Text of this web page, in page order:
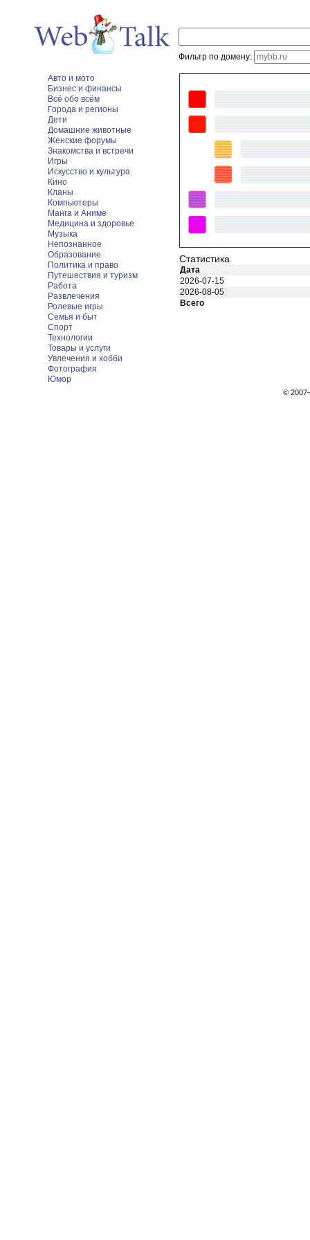
Фильтр по домену:
Авто и мото
Бизнес и финансы
Всё обо всём
Города и регионы
Дети
Домашние животные
Женские форумы
Знакомства и встречи
Игры
Искусство и культура
Кино
Кланы
Компьютеры
Манга и Аниме
Медицина и здоровье
Музыка
Непознанное
Образование
Политика и право
Путешествия и туризм
Работа
Развлечения
Ролевые игры
Семья и быт
Спорт
Технологии
Товары и услуги
Увлечения и хобби
Фотография
Юмор
Статистика
Дата
2026-07-15
2026-08-05
Всего
©